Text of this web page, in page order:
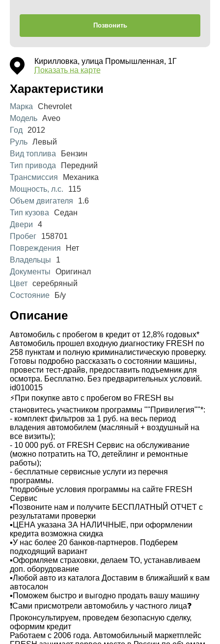
Позвонить
Кирилловка, улица Промышленная, 1Г
Показать на карте
Характеристики
Марка
Chevrolet
Модель Aveo
Год
2012
Руль Левый
Вид топлива
Бензин
Тип привода
Передний
Трансмиссия
Механика
Мощность, л.с.
115
Объем двигателя
1.6
Тип кузова
Седан
Двери
4
Пробег
158701
Повреждения
Нет
Владельцы
1
Документы
Оригинал
Цвет серебряный
Состояние
Б/у
Описание
Автомобиль с пробегом в кредит от 12,8% годовых*
Автомобиль прошел входную диагностику FRESH по
258 пунктам и полную криминалистическую проверку.
Готовы подробно рассказать о состоянии машины,
провести тест-драйв, предоставить подъемник для
осмотра. Бесплатно. Без предварительных условий.
id010015
⚡️При покупке авто с пробегом во FRESH вы
становитесь участником программы ""Привилегия""*:
- комплект фильтров за 1 руб. на весь период
владения автомобилем (масляный + воздушный на
все визиты);
- 10 000 руб. от FRESH Сервис на обслуживание
(можно потратить на ТО, детейлинг и ремонтные
работы);
- бесплатные сервисные услуги из перечня
программы.
*подробные условия программы на сайте FRESH
Cервис
▪️Позвоните нам и получите БЕСПЛАТНЫЙ ОТЧЕТ с
результатами проверки
▪️ЦЕНА указана ЗА НАЛИЧНЫЕ, при оформлении
кредита возможна скидка
▪️У нас более 20 банков-партнеров. Подберем
подходящий вариант
▪️Оформляем страховки, делаем ТО, устанавливаем
доп. оборудование
▪️Любой авто из каталога Доставим в ближайший к вам
автосалон
▪️Поможем быстро и выгодно продать вашу машину
❗️Сами присмотрели автомобиль у частного лица❓
Проконсультируем, проведем безопасную сделку,
оформим кредит
Работаем с 2006 года. Автомобильный маркетплейс